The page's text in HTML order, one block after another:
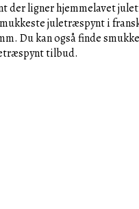
ligner hjemmelavet
juletræspynt i
Du kan også finde
tilbud.